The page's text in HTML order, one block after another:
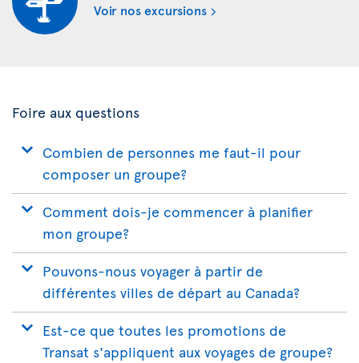
Voir nos excursions
Foire aux questions
Combien de personnes me faut-il pour
composer un groupe?
Comment dois-je commencer à planifier
mon groupe?
Pouvons-nous voyager à partir de
différentes villes de départ au Canada?
Est-ce que toutes les promotions de
Transat s'appliquent aux voyages de groupe?